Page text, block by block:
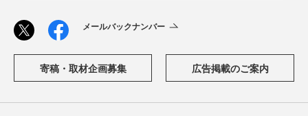
メールバックナンバー
寄稿・取材企画募集 広告掲載のご案内